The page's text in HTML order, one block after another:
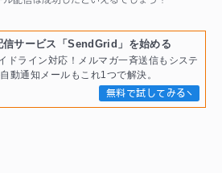
信サービス「SendGrid」を始める
ドライン対応！メルマガ一斉送信もシステ
動通知メールもこれ1つで解決。
無料で試してみる